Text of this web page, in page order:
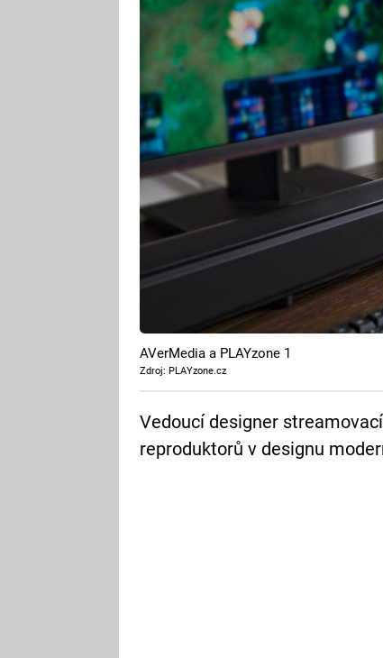
AVerMedia a PLAYzone 1
Zdroj: PLAYzone.cz
Vedoucí designer
reproduktorů v designu